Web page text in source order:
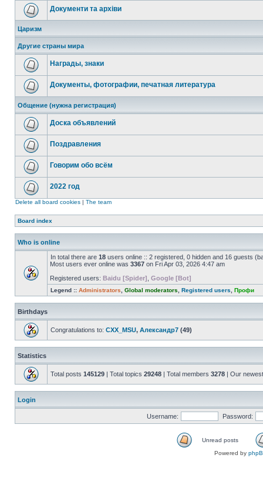
Документи та архіви
Царизм
Другие страны мира
Награды, знаки
Документы, фотографии, печатная литература
Общение (нужна регистрация)
Доска объявлений
Поздравления
Говорим обо всём
2022 год
Delete all board cookies | The team
Board index
Who is online
In total there are 18 users online :: 2 registered, 0 hidden and 16 guests
Most users ever online was 3367 on Fri Apr 03, 2026 4:47 am
Registered users: Baidu [Spider] Google [Bot]
Legend :: Administrators Global moderators Registered users Профи
Birthdays
Congratulations to: CXX_MSU, Александр7 (49)
Statistics
Total posts 145129 | Total topics 29248 | Total members 3278 | Our
Login
Username: Password:
Unread posts
Powered by